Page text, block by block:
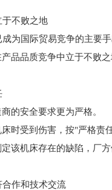
于不败之地
为国际贸易竞争的主要
品品质竞争中立于不败之
的安全要求更为严格。
时受到伤害，按"严格责
该机床存在的缺陷，厂
作和技术交流